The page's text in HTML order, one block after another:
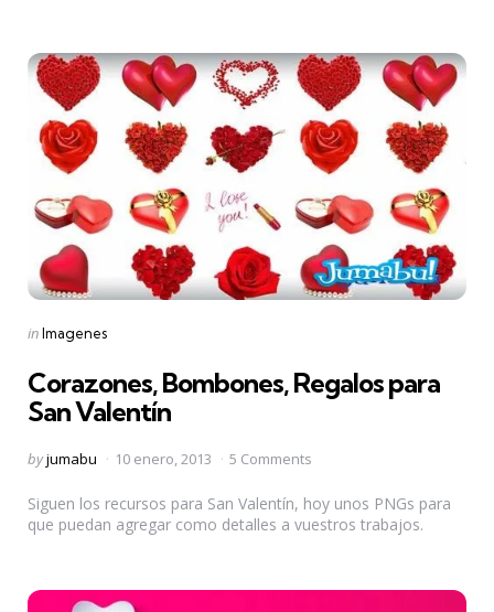
Categories
Posted
inImagenes
Corazones, Bombones, Regalos para
San Valentín
Posted
byjumabu 10 enero, 2013 5 Comments
Siguen los recursos para San Valentín, hoy unos PNGs para
que puedan agregar como detalles a vuestros trabajos.